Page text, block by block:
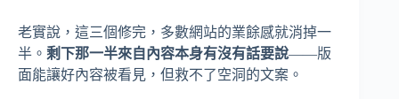
老實說，這三個修完，多數網站的業餘感就消掉一
半。 剩下那一半來自內容本身有沒有話要說——版
面能讓好內容被看見，但救不了空洞的文案。